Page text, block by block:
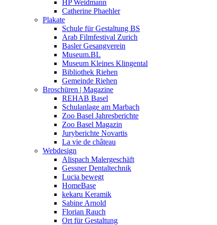
HP Weidmann
Catherine Phaehler
Plakate
Schule für Gestaltung BS
Arab Filmfestival Zurich
Basler Gesangverein
Museum.BL
Museum Kleines Klingental
Bibliothek Riehen
Gemeinde Riehen
Broschüren | Magazine
REHAB Basel
Schulanlage am Marbach
Zoo Basel Jahresberichte
Zoo Basel Magazin
Juryberichte Novartis
La vie de château
Webdesign
Alispach Malergeschäft
Gessner Dentaltechnik
Lucia bewegt
HomeBase
kekaru Keramik
Sabine Arnold
Florian Rauch
Ort für Gestaltung